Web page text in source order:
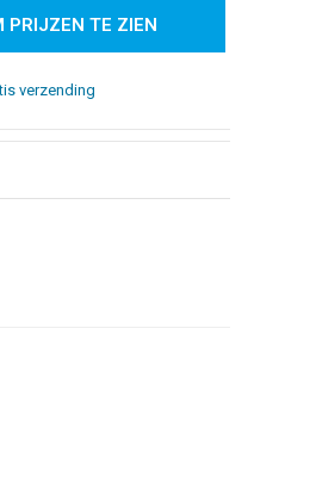
PRIJZEN TE ZIEN
verzending